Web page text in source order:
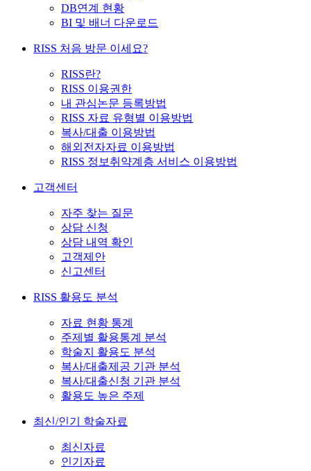
DB연계 현황
BI 및 배너 다운로드
RISS 처음 방문 이세요?
RISS란?
RISS 이용권한
내 관심논문 등록방법
RISS 자료 유형별 이용방법
복사/대출 이용방법
해외전자자료 이용방법
RISS 정보취약계층 서비스 이용방법
고객센터
자주 찾는 질문
상담 신청
상담 내역 확인
고객제안
신고센터
RISS 활용도 분석
자료 현황 통계
주제별 활용통계 분석
학술지 활용도 분석
복사/대출제공 기관 분석
복사/대출신청 기관 분석
활용도 높은 주제
최신/인기 학술자료
최신자료
인기자료